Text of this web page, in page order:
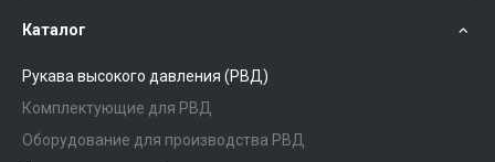
Каталог
Рукава высокого давления (РВД)
Комплектующие для РВД
Оборудование для производства РВД